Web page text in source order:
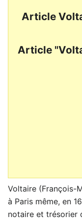
Article
Article
Voltaire (François-
à Paris même, en
notaire et trésorier